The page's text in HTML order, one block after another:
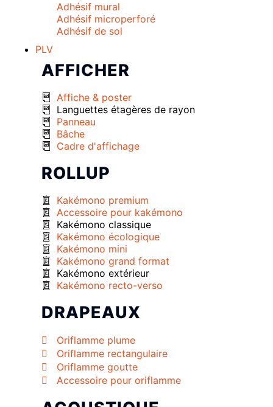
Adhésif mural
Adhésif microperforé
Adhésif de sol
PLV
AFFICHER
Affiche & poster
Languettes étagères de rayon
Panneau
Bâche
Cadre d'affichage
ROLLUP
Kakémono premium
Accessoire pour kakémono
Kakémono classique
Kakémono écologique
Kakémono mini
Kakémono grand format
Kakémono extérieur
Kakémono recto-verso
DRAPEAUX
Oriflamme plume
Oriflamme rectangulaire
Oriflamme goutte
Accessoire pour oriflamme